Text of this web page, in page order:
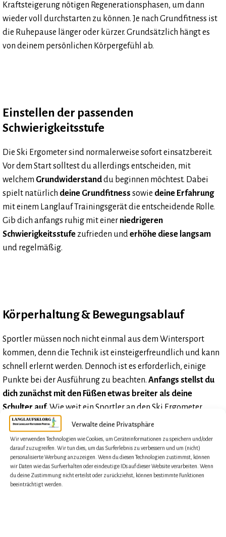
Verwalte deine Privatsphäre
Wir verwenden Technologien wie Cookies, um Geräteinformationen zu speichern und/oder
darauf zuzugreifen. Wir tun dies, um das Surferlebnis zu verbessern und um (nicht)
personalisierte Werbung anzuzeigen. Wenn du diesen Technologien zustimmst, können
wir Daten wie das Surfverhalten oder eindeutige IDs auf dieser Website verarbeiten. Wenn
du deine Zustimmung nicht erteilst oder zurückziehst, können bestimmte Funktionen
beeinträchtigt werden.
Kraftsteigerung nötigen Regenerationsphasen, um dann
wieder voll durchstarten zu können. Je nach Grundfitness ist
die Ruhepause länger oder kürzer. Grundsätzlich hängt es
von deinem persönlichen Körpergefühl ab.
Einstellen der passenden
Schwierigkeitsstufe
Die Ski Ergometer sind normalerweise sofort einsatzbereit.
Vor dem Start solltest du allerdings entscheiden, mit
welchem Grundwiderstanddu beginnen möchtest. Dabei
spielt natürlich deine Grundfitness sowie deine Erfahrung
mit einem Langlauf Trainingsgerät die entscheidende Rolle.
Gib dich anfangs ruhig mit einer niedrigeren
Schwierigkeitsstufe zufrieden underhöhe diese langsam
und regelmäßig.
Körperhaltung & Bewegungsablauf
Sportler müssen noch nicht einmal aus dem Wintersport
kommen, denn die Technik ist einsteigerfreundlich und kann
schnell erlernt werden. Dennoch ist es erforderlich, einige
Punkte bei der Ausführung zu beachten. Anfangs stellst du
dich zunächst mit den Füßen etwas breiter als deine
Schulter auf. Wie weit ein Sportler an den Ski Ergometer
herantritt, bleibt Ansichtssache und obliegt der Gewohnheit.
Bist du besonders groß, dann lasse etwas mehr Abstand.
Dadurch erreichst du einevollständigere Armstreckung
Ausgangspunkt. Die Hände befinden sich knapp außerhalb
der Schultern, während diese die Griffe umfassen.